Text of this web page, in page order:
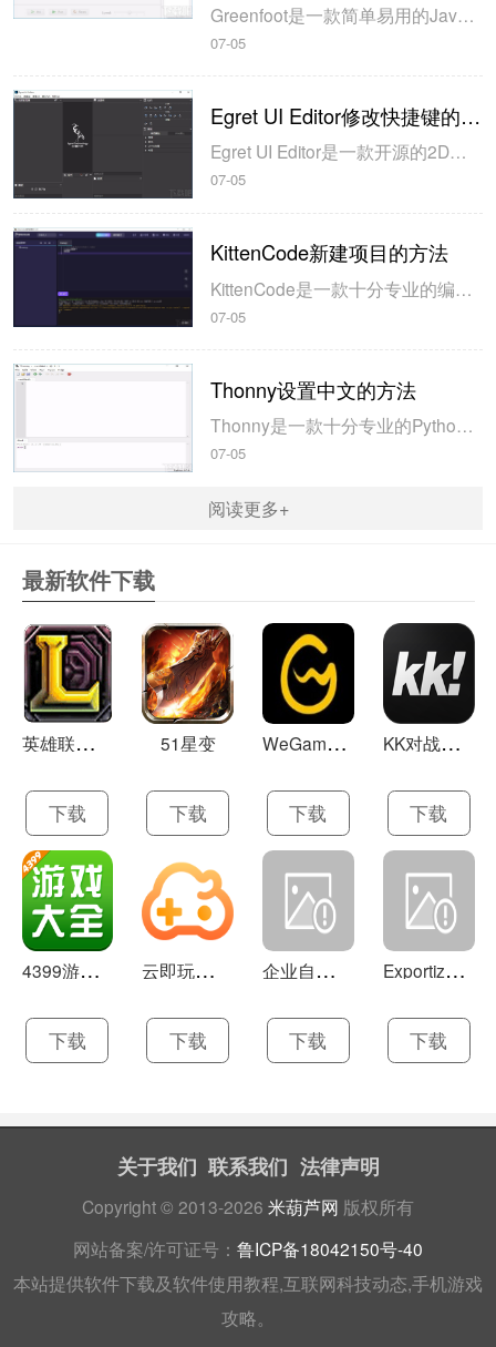
Greenfoot是一款简单易用的Java开发环境，该软件界面清爽简约，既可以作为一个开发框使用，也能够作为集成开发环境使用，操作起来十分简单。这款软件支持多种语言，但是默认的语言是英文，因此将该软件下载到电脑上的时候，会发现软件的界面语言是英文版本的，这对于英语基础较差的朋友来说，使用这款软件就会...
07-05
Egret UI Editor修改快捷键的方法
Egret UI Editor是一款开源的2D游戏开发代码编辑软件，其主要功能是针对Egret项目中的Exml皮肤文件进行可视化编辑，功能十分强大。我们在使用这款软件的过程中，可以将一些常用操作设置快捷键，这样就可以简化编程，从而提高代码编辑的工作效率。但是这款软件在日常生活中使用得不多，并且专业性...
07-05
KittenCode新建项目的方法
KittenCode是一款十分专业的编程软件，该软件给用户提供了可视化的操作界面，支持Python语言的编程开发以及第三方库管理，并且提供了很多实用的工具，功能十分强大。我们在使用这款软件进行编程开发的过程中，最基本、最常做的操作就是新建项目，因此我们很有必要掌握新建项目的方法。但是这款软件的专业性...
07-05
Thonny设置中文的方法
Thonny是一款十分专业的Python编辑软件，该软件界面清爽简单，给用户提供了丰富的编程工具，具备代码补全、语法错误显示等功能，非常的适合新手使用。该软件还支持多种语言，所以在下载这款软件的时候，有时候下载到电脑中的软件是英文版本的，这对于英语基础较差的小伙伴来说，使用这款软件就会变得十分困难，...
07-05
阅读更多+
最新软件下载
英
雄联盟LOL 13.21
下载
51星变
下载
W
eGame(腾讯游戏平台TGP) 5.10.19.1000
下载
K
K对战平台 1.0.1
下载
4
399游戏盒 官方下载 7.9.1
下载
云
即玩游戏盒 1.0.5.4
下载
企
业自助建站系统 9.0
下载
E
xportizer 9.0.8
下载
关于我们 联系我们 法律声明
Copyright © 2013-2026 米葫芦网 版权所有
网站备案/许可证号： 鲁ICP备18042150号-40
本站提供软件下载及软件使用教程,互联网科技动态,手机游戏
攻略。